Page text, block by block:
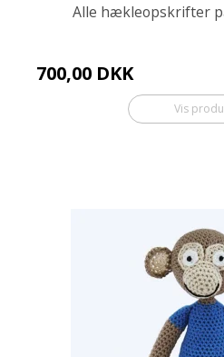
Alle hækleopskrifter
700,00 DKK
Vis